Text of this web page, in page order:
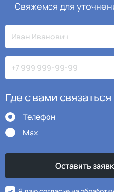
Свяжемся для
Где с вами связаться
Телефон
Max